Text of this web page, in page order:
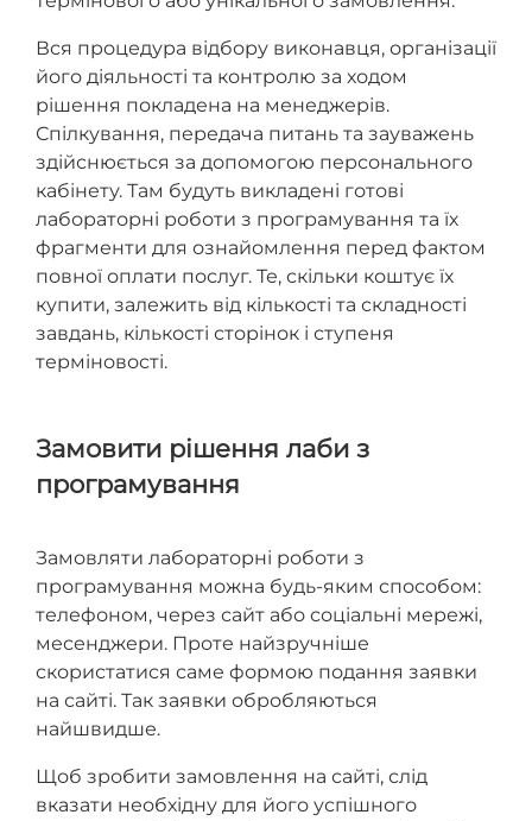
Вся процедура відбору виконавця, організації
його діяльності та контролю за ходом
рішення покладена на менеджерів.
Спілкування, передача питань та зауважень
здійснюється за допомогою персонального
кабінету. Там будуть викладені готові
лабораторні роботи з програмування та їх
фрагменти для ознайомлення перед фактом
повної оплати послуг. Те, скільки коштує їх
купити, залежить від кількості та складності
завдань, кількості сторінок і ступеня
терміновості.
Замовити рішення лаби з
програмування
Замовляти лабораторні роботи з
програмування можна будь-яким способом:
телефоном, через сайт або соціальні мережі,
месенджери. Проте найзручніше
скористатися саме формою подання заявки
на сайті. Так заявки обробляються
найшвидше.
Щоб зробити замовлення на сайті, слід
вказати необхідну для його успішного